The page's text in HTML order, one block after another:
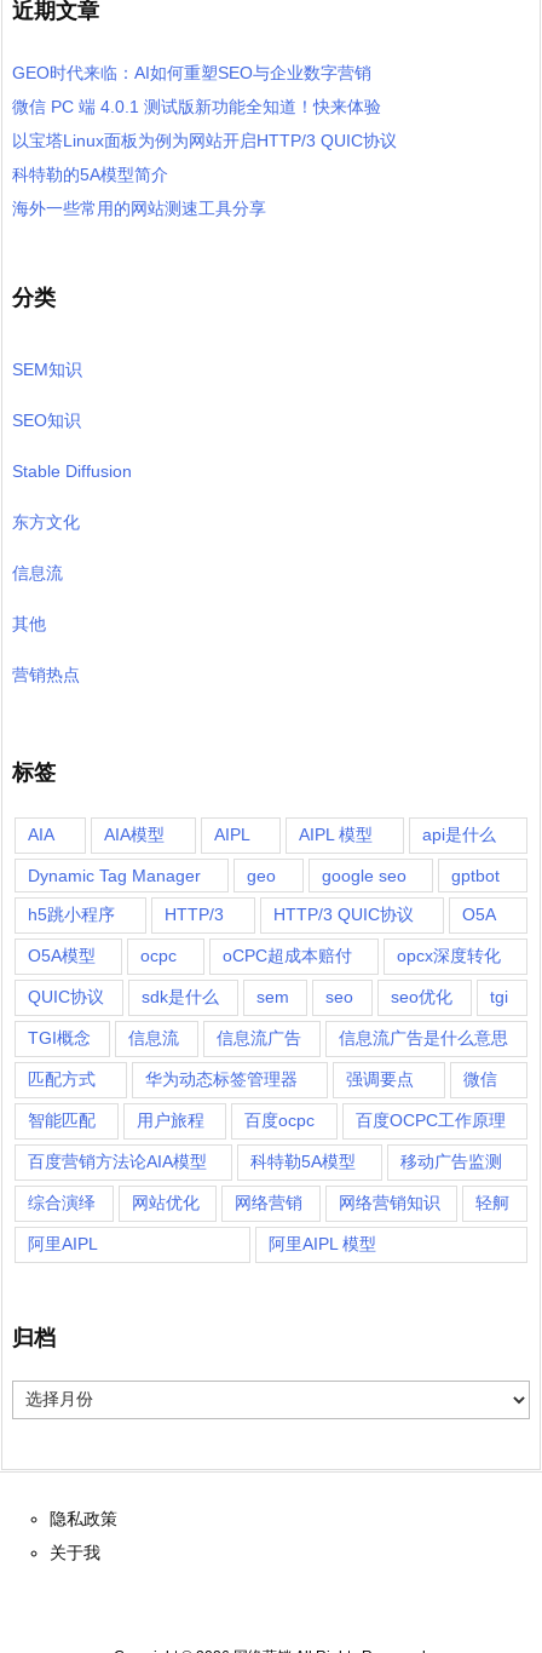
近期文章
GEO时代来临：AI如何重塑SEO与企业数字营销
微信 PC 端 4.0.1 测试版新功能全知道！快来体验
以宝塔Linux面板为例为网站开启HTTP/3 QUIC协议
科特勒的5A模型简介
海外一些常用的网站测速工具分享
分类
SEM知识
SEO知识
Stable Diffusion
东方文化
信息流
其他
营销热点
标签
AIA AIA模型 AIPL AIPL 模型 api是什么
Dynamic Tag Manager geo google seo
gptbot
h5跳小程序
HTTP/3 HTTP/3 QUIC协议 O5A
O5A模型 ocpc oCPC超成本赔付 opcx深度转化
QUIC协议 sdk是什么 sem seo seo优化 tgi
TGI概念 信息流 信息流广告 信息流广告是什么意思
匹配方式 华为动态标签管理器 强调要点 微信
智能匹配 用户旅程 百度ocpc 百度OCPC工作原理
百度营销方法论AIA模型 科特勒5A模型 移动广告监测
综合演绎 网站优化 网络营销 网络营销知识 轻舸
阿里AIPL 阿里AIPL 模型
归档
归
档
隐私政策
关于我